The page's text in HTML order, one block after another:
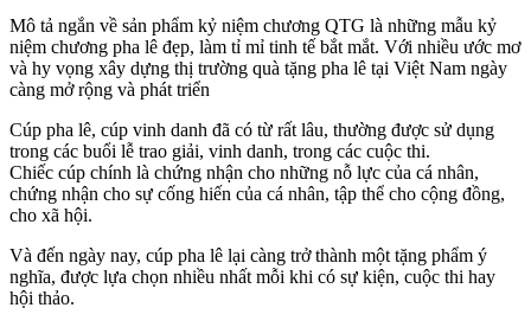
Mô tả ngắn về sản phẩm kỷ niệm chương QTG là những mẫu kỷ
niệm chương pha lê đẹp, làm tỉ mỉ tinh tế bắt mắt. Với nhiều ước mơ
và hy vọng xây dựng thị trường quà tặng pha lê tại Việt Nam ngày
càng mở rộng và phát triển
Cúp pha lê, cúp vinh danh đã có từ rất lâu, thường được sử dụng
trong các buổi lễ trao giải, vinh danh, trong các cuộc thi.
Chiếc cúp chính là chứng nhận cho những nỗ lực của cá nhân,
chứng nhận cho sự cống hiến của cá nhân, tập thể cho cộng đồng,
cho xã hội.
Và đến ngày nay, cúp pha lê lại càng trở thành một tặng phẩm ý
nghĩa, được lựa chọn nhiều nhất mỗi khi có sự kiện, cuộc thi hay
hội thảo.